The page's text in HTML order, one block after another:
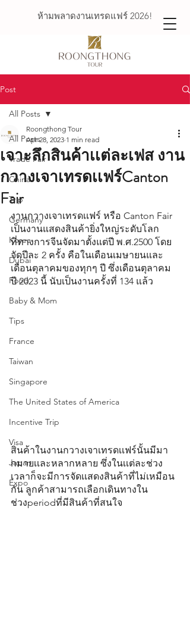
ห้ามพลาดงานเทรดแฟร์ 2026!
Post
All Posts
Trade Fair
China
Trip
Germany
Korea
Dubai
Food
Baby & Mom
Tips
France
Taiwan
Singapore
The United States of America
Incentive Trip
Visa
Japan
Expo
All Posts
เจาะลึกสินค้าเเต่ละเฟส งาน
กวางเจาเทรดเเฟร์Canton
Fair
Roongthong Tour
Apr 28, 2023 1 min read
งานกวางเจาเทรดเเฟร์ หรือ Canton Fair
เป็นงานแสดงสินค้ายิ่งใหญ่ระดับโลก
ที่ทางการจีนจัดมาตั้งแต่ปี พ.ศ.2500 โดย
จัดปีละ 2 ครั้ง คือในเดือนเมษายนและ
เดือนตุลาคมของทุกๆ ปี ซึ่งเดือนตุลาคม
ปี 2023 นี้ นับเป็นงานครั้งที่ 134 แล้ว
สินค้าในงานกวางเจาเทรดเเฟร์นั้นมีมา
กมายเเละหลากหลาย ซึ่งในเเต่ละช่วง
เวลาก็จะมีการจัดเเสดงสินค้าที่ไม่เหมือน
กัน ลูกค้าสามารถเลือกเดินทางใน
ช่วงperiodที่มีสินค้าที่สนใจ